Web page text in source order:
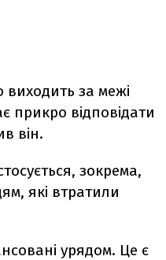
виходить за межі
прикро відповідати
він.
зокрема,
які втратили
урядом. Це є